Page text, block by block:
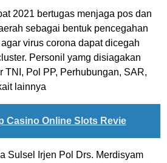
2021 bertugas menjaga pos dan
sebagai bentuk pencegahan
virus corona dapat dicegah
Personil yamg disiagakan
TNI, Pol PP, Perhubungan, SAR,
lainnya
Casino Online Slots Revie
Sulsel Irjen Pol Drs. Merdisyam